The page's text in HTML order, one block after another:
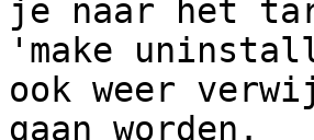
je naar het
'make
ook weer
gaan worden.